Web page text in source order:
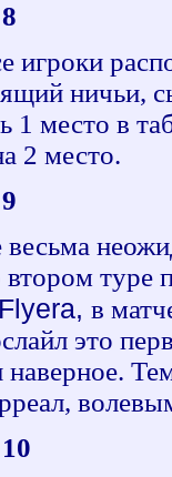
игроки
ничьи,
1 место в
2 место.
весьма
втором туре
Flyera, в
это
наверное.